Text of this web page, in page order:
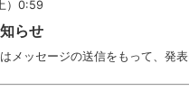
）0:59
らせ
メッセージの送信をもって、発